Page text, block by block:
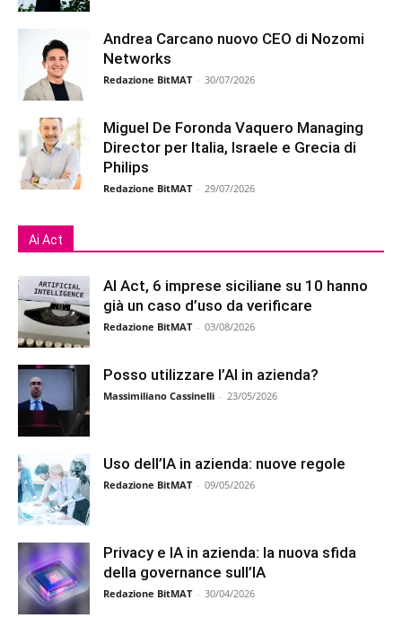
Andrea Carcano nuovo CEO di Nozomi
Networks
Redazione BitMAT - 30/07/2026
Miguel De Foronda Vaquero Managing
Director per Italia, Israele e Grecia di
Philips
Redazione BitMAT - 29/07/2026
Ai Act
AI Act, 6 imprese siciliane su 10 hanno
già un caso d’uso da verificare
Redazione BitMAT - 03/08/2026
Posso utilizzare l’AI in azienda?
Massimiliano Cassinelli - 23/05/2026
Uso dell’IA in azienda: nuove regole
Redazione BitMAT - 09/05/2026
Privacy e IA in azienda: la nuova sfida
della governance sull’IA
Redazione BitMAT - 30/04/2026